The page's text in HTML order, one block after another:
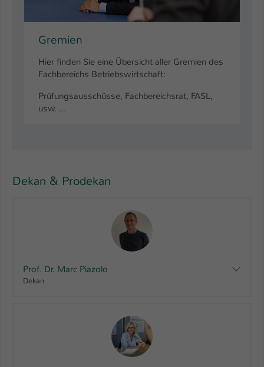
Gremien
Hier finden Sie eine Übersicht aller Gremien des
Fachbereichs Betriebswirtschaft:
Prüfungsausschüsse, Fachbereichsrat, FASL,
usw. ...
Dekan & Prodekan
Prof. Dr. Marc Piazolo
Dekan